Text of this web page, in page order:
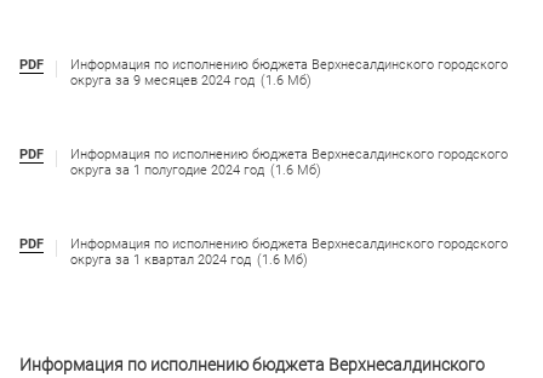
PDF
Информация по исполнению бюджета Верхнесалдинского городского
округа за 9 месяцев 2024 год (1.6 Мб)
PDF
Информация по исполнению бюджета Верхнесалдинского городского
округа за 1 полугодие 2024 год (1.6 Мб)
PDF
Информация по исполнению бюджета Верхнесалдинского городского
округа за 1 квартал 2024 год (1.6 Мб)
Информация по исполнению бюджета Верхнесалдинского